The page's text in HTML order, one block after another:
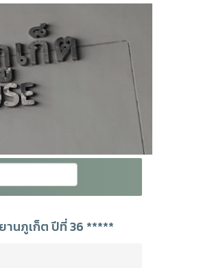
านภูเก็ต ปีที่ 36 *****